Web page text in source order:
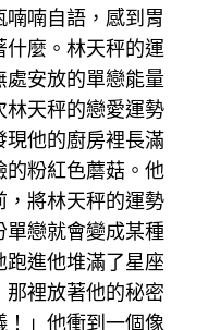
喃喃自語，感到胃
麼。林天秤的運
安放的單戀能量
林天秤的戀愛運勢
現他的廚房裡長滿
的粉紅色蘑菇。他
，將林天秤的運勢
戀就會變成某種
進他堆滿了星座
那裡放著他的秘密
」他衝到一個像